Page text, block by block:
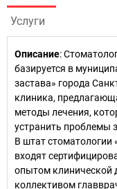
Услуги
Описание:
базируется в
застава» города
клиника,
методы лечения,
устранить проблемы
В штат стоматологии
входят
опытом клинической
коллективом